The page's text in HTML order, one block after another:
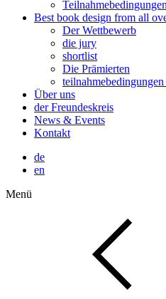
Best book design from all
Der Wettbewerb
die jury
shortlist
Die Prämierten
Über uns
der Freundeskreis
News & Events
Kontakt
de
en
Menü